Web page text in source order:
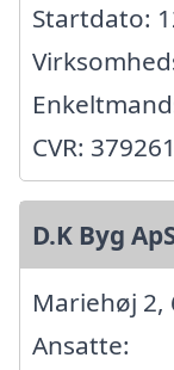
Startdato:
CVR:
D.K Byg
Mariehøj 2,
Ansatte: